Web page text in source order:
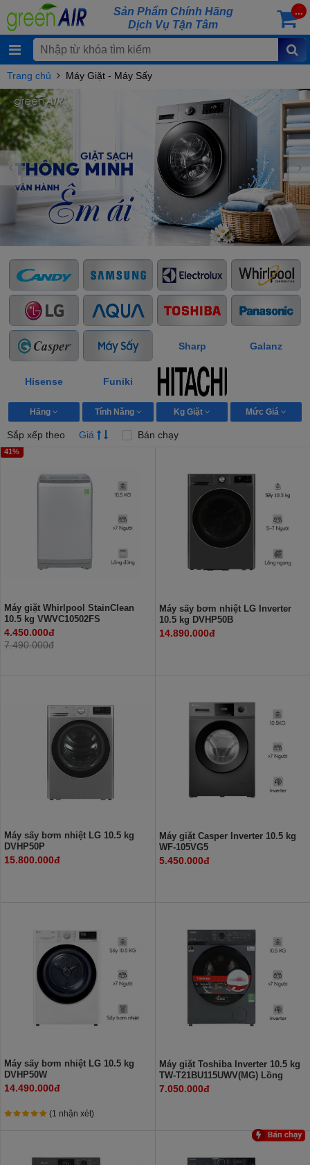
Sản Phẩm Chính Hãng
Dịch Vụ Tận Tâm
...
Trang chủ Máy Giặt - Máy Sấy
Sharp Galanz
Hisense Funiki
Hãng Tính Năng Kg Giặt Mức Giá
Sắp xếp theo Giá Bán chạy
41%
Máy giặt Whirlpool StainClean
10.5 kg VWVC10502FS
4.450.000đ
7.490.000đ
Máy sấy bơm nhiệt LG Inverter
10.5 kg DVHP50B
14.890.000đ
Máy sấy bơm nhiệt LG 10.5 kg
DVHP50P
15.800.000đ
Máy giặt Casper Inverter 10.5 kg
WF-105VG5
5.450.000đ
Máy sấy bơm nhiệt LG 10.5 kg
DVHP50W
14.490.000đ
(1 nhận xét)
Máy giặt Toshiba Inverter 10.5 kg
TW-T21BU115UWV(MG) Lồng
ngang
7.050.000đ